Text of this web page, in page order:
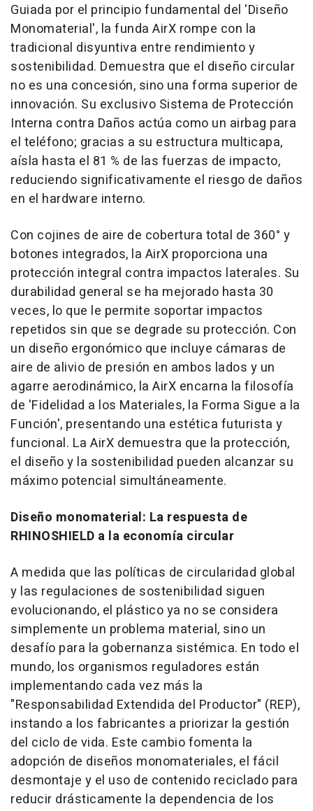
Guiada por el principio fundamental del 'Diseño
Monomaterial', la funda AirX rompe con la
tradicional disyuntiva entre rendimiento y
sostenibilidad. Demuestra que el diseño circular
no es una concesión, sino una forma superior de
innovación. Su exclusivo Sistema de Protección
Interna contra Daños actúa como un airbag para
el teléfono; gracias a su estructura multicapa,
aísla hasta el 81 % de las fuerzas de impacto,
reduciendo significativamente el riesgo de daños
en el hardware interno.
Con cojines de aire de cobertura total de 360° y
botones integrados, la AirX proporciona una
protección integral contra impactos laterales. Su
durabilidad general se ha mejorado hasta 30
veces, lo que le permite soportar impactos
repetidos sin que se degrade su protección. Con
un diseño ergonómico que incluye cámaras de
aire de alivio de presión en ambos lados y un
agarre aerodinámico, la AirX encarna la filosofía
de 'Fidelidad a los Materiales, la Forma Sigue a la
Función', presentando una estética futurista y
funcional. La AirX demuestra que la protección,
el diseño y la sostenibilidad pueden alcanzar su
máximo potencial simultáneamente.
Diseño monomaterial: La respuesta de
RHINOSHIELD a la economía circular
A medida que las políticas de circularidad global
y las regulaciones de sostenibilidad siguen
evolucionando, el plástico ya no se considera
simplemente un problema material, sino un
desafío para la gobernanza sistémica. En todo el
mundo, los organismos reguladores están
implementando cada vez más la
"Responsabilidad Extendida del Productor" (REP),
instando a los fabricantes a priorizar la gestión
del ciclo de vida. Este cambio fomenta la
adopción de diseños monomateriales, el fácil
desmontaje y el uso de contenido reciclado para
reducir drásticamente la dependencia de los